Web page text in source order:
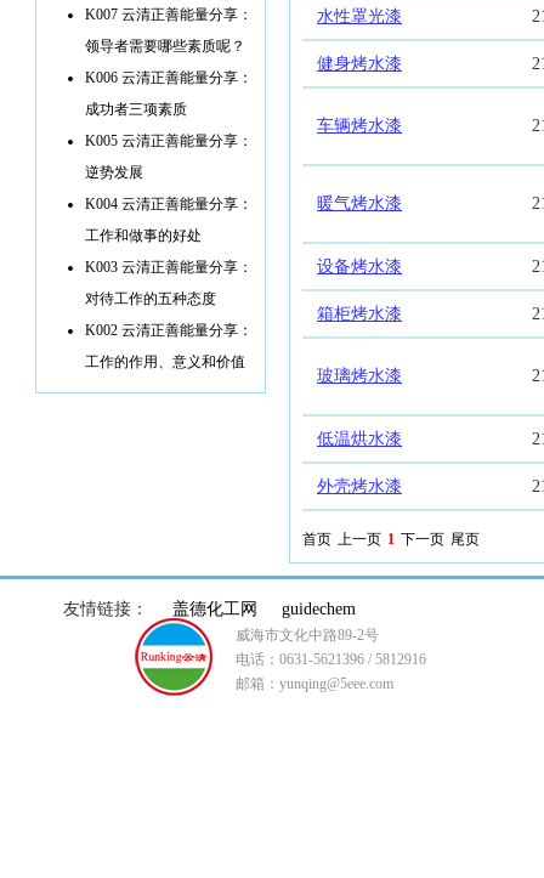
K007 云清正善能量分享：
领导者需要哪些素质呢？
K006 云清正善能量分享：
成功者三项素质
K005 云清正善能量分享：
逆势发展
K004 云清正善能量分享：
工作和做事的好处
K003 云清正善能量分享：
对待工作的五种态度
K002 云清正善能量分享：
工作的作用、意义和价值
水性罩光漆
健身烤水漆
车辆烤水漆
暖气烤水漆
设备烤水漆
箱柜烤水漆
玻璃烤水漆
低温烘水漆
外壳烤水漆
首页 上一页 1 下一页 尾页
友情链接： 盖德化工网 guidechem
威海市文化中路89-2号
电话：0631-5621396 / 5812916
邮箱：yunqing@5eee.com